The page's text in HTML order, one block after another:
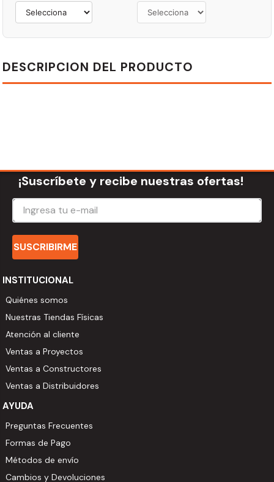
DESCRIPCION DEL PRODUCTO
¡Suscríbete y recibe nuestras ofertas!
SUSCRIBIRME
INSTITUCIONAL
Quiénes somos
Nuestras Tiendas Físicas
Atención al cliente
Ventas a Proyectos
Ventas a Constructores
Ventas a Distribuidores
AYUDA
Preguntas Frecuentes
Formas de Pago
Métodos de envío
Cambios y Devoluciones